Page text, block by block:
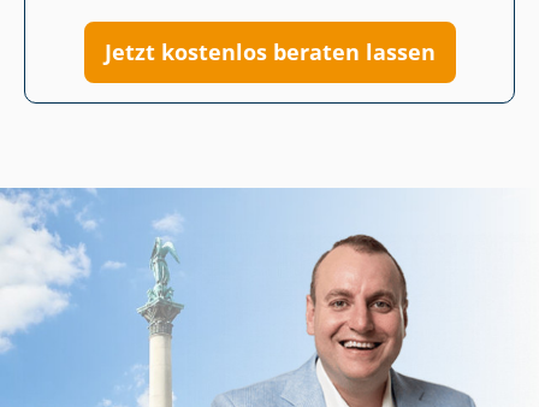
Jetzt kostenlos beraten lassen